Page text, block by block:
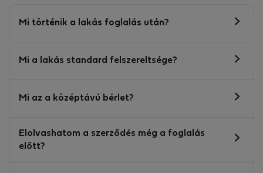
Mi történik a lakás foglalás után?
Mi a lakás standard felszereltsége?
Mi az a középtávú bérlet?
Elolvashatom a szerződés még a foglalás
előtt?